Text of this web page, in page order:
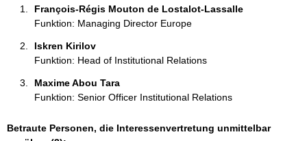
François-Régis Mouton de Lostalot-Lassalle
Funktion: Managing Director Europe
Iskren Kirilov
Funktion: Head of Institutional Relations
Maxime Abou Tara
Funktion: Senior Officer Institutional Relations
Betraute Personen, die Interessenvertretung unmittelbar